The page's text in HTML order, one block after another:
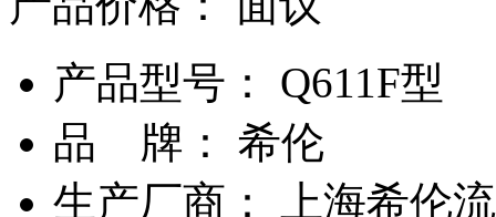
产品型号： Q611F型
品 牌： 希伦
生产厂商： 上海希伦